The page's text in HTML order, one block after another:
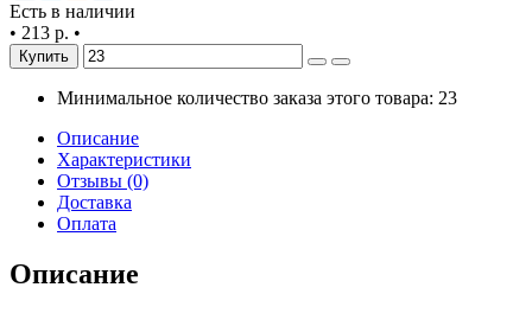
Есть в наличии
• 213 р. •
Купить
Минимальное количество заказа этого товара: 23
Описание
Характеристики
Отзывы (0)
Доставка
Оплата
Описание